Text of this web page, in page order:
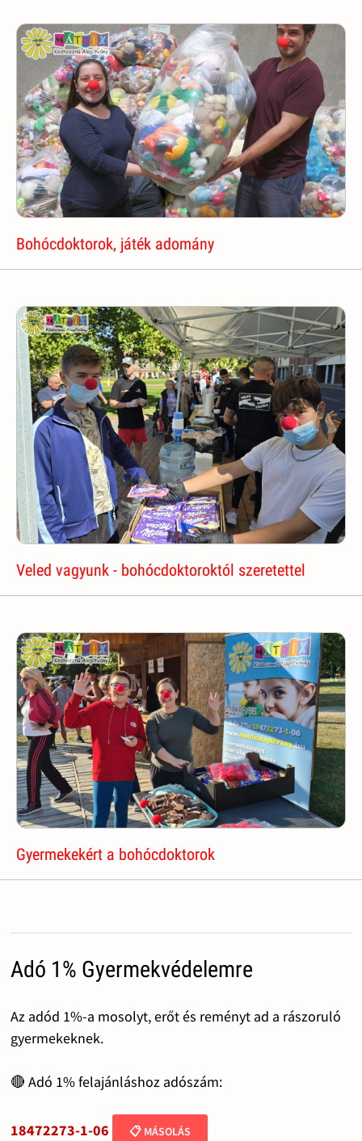
Bohócdoktorok, játék adomány
Veled vagyunk - bohócdoktoroktól szeretettel
Gyermekekért a bohócdoktorok
Adó 1% Gyermekvédelemre
Az adód 1%-a mosolyt, erőt és reményt ad a rászoruló
gyermekeknek.
🔴 Adó 1% felajánláshoz adószám:
18472273-1-06 📋 MÁSOLÁS